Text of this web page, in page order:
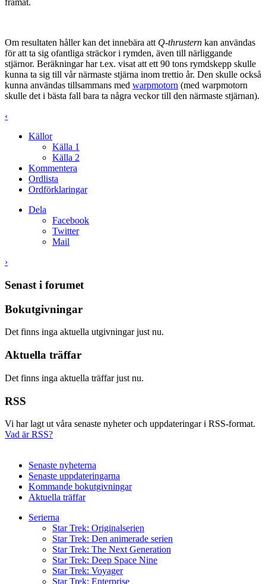
framåt.
Om resultaten håller kan det innebära att Q-thrustern kan användas
för att ta sig ofantliga sträckor i rymden, även till närliggande
stjärnor. Beräkningar har t.ex. visat att ett 90 tons rymdskepp skulle
kunna ta sig till vår närmaste stjärna inom trettio år. Den skulle också
kunna användas tillsammans med warpmotorn (med warpmotorn
skulle det i bästa fall bara ta några veckor till den närmaste stjärnan).
‹
Källor
Källa 1
Källa 2
Kommentera
Ordlista
Ordförklaringar
Dela
Facebook
Twitter
Mail
›
Senast i forumet
Bokutgivningar
Det finns inga aktuella utgivningar just nu.
Aktuella träffar
Det finns inga aktuella träffar just nu.
RSS
Vi har lagt ut våra senaste nyheter och uppdateringar i RSS-format.
Vad är RSS?
Senaste nyheterna
Senaste uppdateringarna
Kommande bokutgivningar
Aktuella träffar
Serierna
Star Trek: Originalserien
Star Trek: Den animerade serien
Star Trek: The Next Generation
Star Trek: Deep Space Nine
Star Trek: Voyager
Star Trek: Enterprise